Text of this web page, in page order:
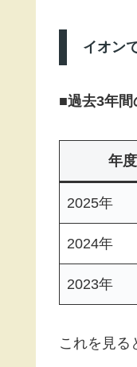
イオン
■過去3年
年度
2025年
2024年
2023年
これを見る